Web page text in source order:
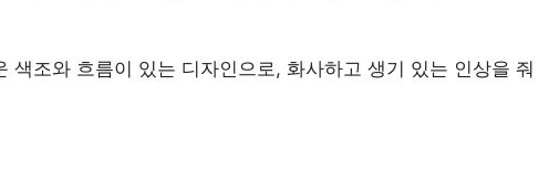
색조와 흐름이 있는 디자인으로, 화사하고 생기 있는 인상을 줘